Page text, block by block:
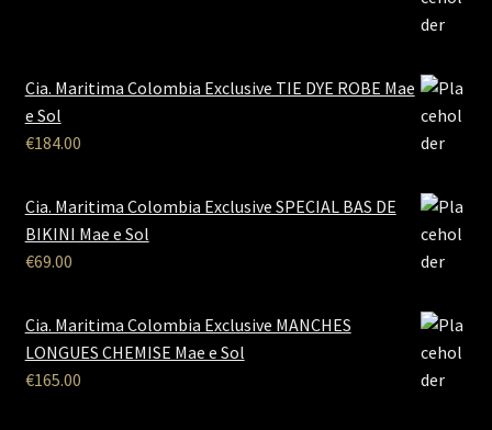
Cia. Maritima Colombia Exclusive TIE DYE ROBE Mae
e Sol
€184.00
Cia. Maritima Colombia Exclusive SPECIAL BAS DE
BIKINI Mae e Sol
€69.00
Cia. Maritima Colombia Exclusive MANCHES
LONGUES CHEMISE Mae e Sol
€165.00